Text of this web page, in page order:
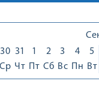
30
Ср
31
Чт
1
Пт
2
Сб
3
Вс
4
Пн
5
Вт